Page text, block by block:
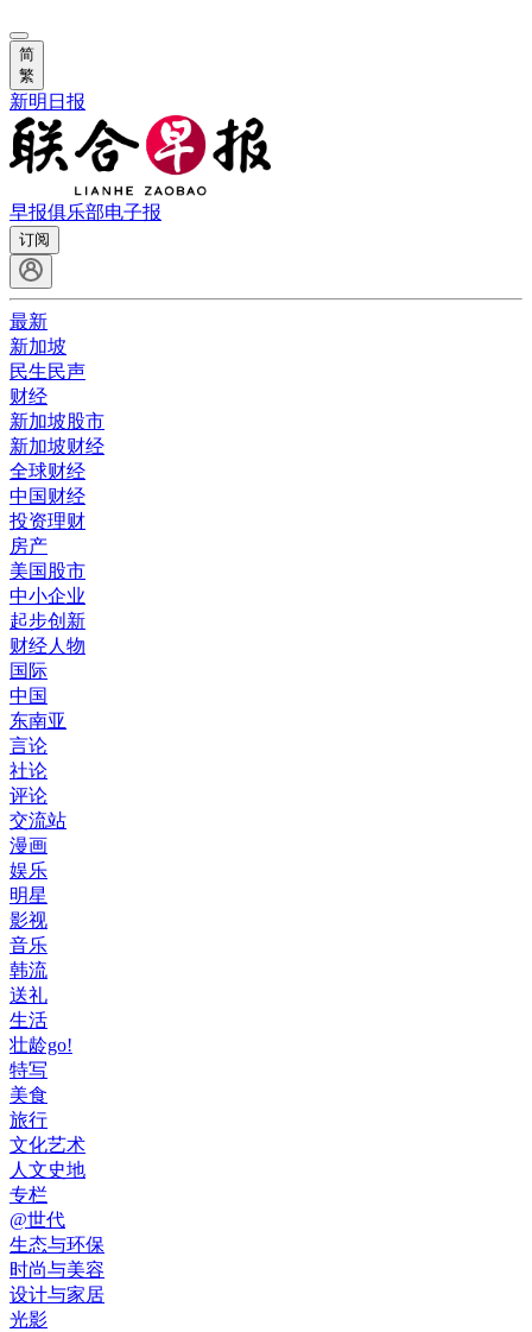
简
繁
新明日报
早报俱乐部电子报
订阅
最新
新加坡
民生民声
财经
新加坡股市
新加坡财经
全球财经
中国财经
投资理财
房产
美国股市
中小企业
起步创新
财经人物
国际
中国
东南亚
言论
社论
评论
交流站
漫画
娱乐
明星
影视
音乐
韩流
送礼
生活
壮龄go!
特写
美食
旅行
文化艺术
人文史地
专栏
@世代
生态与环保
时尚与美容
设计与家居
光影